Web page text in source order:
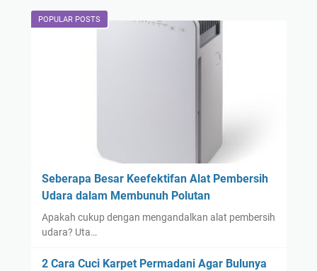
POPULAR POSTS
Seberapa Besar Keefektifan Alat Pembersih
Udara dalam Membunuh Polutan
Apakah cukup dengan mengandalkan alat pembersih
udara? Uta…
2 Cara Cuci Karpet Permadani Agar Bulunya